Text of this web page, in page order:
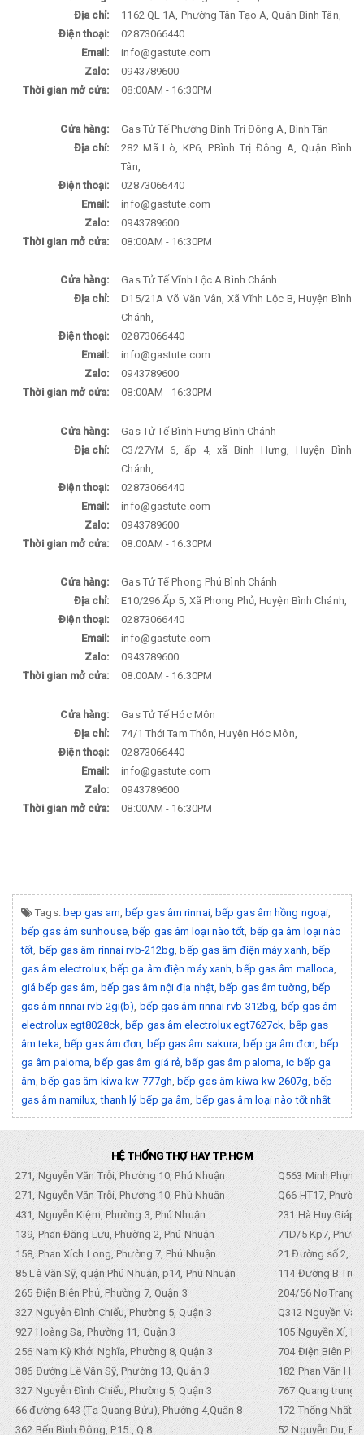
Địa chỉ:
1162 QL 1A, Phường Tân Tạo A, Quận Bình Tân,
Điện thoại:
02873066440
Email:
info@gastute.com
Zalo:
0943789600
Thời gian mở cửa:
08:00AM - 16:30PM
Cửa hàng:
Gas Tử Tế Phường Bình Trị Đông A, Bình Tân
Địa chỉ:
282 Mã Lò, KP6, P.Bình Trị Đông A, Quận Bình
Tân,
Điện thoại:
02873066440
Email:
info@gastute.com
Zalo:
0943789600
Thời gian mở cửa:
08:00AM - 16:30PM
Cửa hàng:
Gas Tử Tế Vĩnh Lộc A Bình Chánh
Địa chỉ:
D15/21A Võ Văn Vân, Xã Vĩnh Lộc B, Huyện Bình
Chánh,
Điện thoại:
02873066440
Email:
info@gastute.com
Zalo:
0943789600
Thời gian mở cửa:
08:00AM - 16:30PM
Cửa hàng:
Gas Tử Tế Bình Hưng Bình Chánh
Địa chỉ:
C3/27YM 6, ấp 4, xã Binh Hưng, Huyện Bình
Chánh,
Điện thoại:
02873066440
Email:
info@gastute.com
Zalo:
0943789600
Thời gian mở cửa:
08:00AM - 16:30PM
Cửa hàng:
Gas Tử Tế Phong Phú Bình Chánh
Địa chỉ:
E10/296 Ẩp 5, Xã Phong Phủ, Huyện Bình Chánh,
Điện thoại:
02873066440
Email:
info@gastute.com
Zalo:
0943789600
Thời gian mở cửa:
08:00AM - 16:30PM
Cửa hàng:
Gas Tử Tế Hóc Môn
Địa chỉ:
74/1 Thới Tam Thôn, Huyện Hóc Môn,
Điện thoại:
02873066440
Email:
info@gastute.com
Zalo:
0943789600
Thời gian mở cửa:
08:00AM - 16:30PM
Tags: bep gas am, bếp gas âm rinnai, bếp gas âm hồng ngoại,
bếp gas âm sunhouse, bếp gas âm loại nào tốt, bếp ga âm loại nào
tốt, bếp gas âm rinnai rvb-212bg, bếp gas âm điện máy xanh, bếp
gas âm electrolux, bếp ga âm điện máy xanh, bếp gas âm malloca,
giá bếp gas âm, bếp gas âm nội địa nhật, bếp gas âm tường, bếp
gas âm rinnai rvb-2gi(b), bếp gas âm rinnai rvb-312bg, bếp gas âm
electrolux egt8028ck, bếp gas âm electrolux egt7627ck, bếp gas
âm teka, bếp gas âm đơn, bếp gas âm sakura, bếp ga âm đơn, bếp
ga âm paloma, bếp gas âm giá rẻ, bếp gas âm paloma,ic bếp ga
âm, bếp gas âm kiwa kw-777gh, bếp gas âm kiwa kw-2607g, bếp
gas âm namilux,thanh lý bếp ga âm, bếp gas âm loại nào tốt nhất
HỆ THỐNG THỢ HAY TP.HCM
271, Nguyễn Văn Trỗi, Phường 10, Phú Nhuận
Q563 Minh
271, Nguyễn Văn Trỗi, Phường 10, Phú Nhuận
Q66 HT17,
431, Nguyễn Kiệm, Phường 3, Phú Nhuận
231 Hà Huy Giáp,
139, Phan Đăng Lưu, Phường 2, Phú Nhuận
71D/5 Kp7,
158, Phan Xích Long, Phường 7, Phú Nhuận
21 Đường số 2,
85 Lê Văn Sỹ, quận Phú Nhuận, p14, Phú Nhuận
114 Đường B
265 Điện Biên Phủ, Phường 7, Quận 3
204/56 Nơ Trang
327 Nguyễn Đình Chiểu, Phường 5, Quận 3
Q312 Nguyền
927 Hoàng Sa, Phường 11, Quận 3
105 Nguyền Xí,
256 Nam Kỳ Khởi Nghĩa, Phường 8, Quận 3
704 Điện Biên
386 Đường Lê Văn Sỹ, Phường 13, Quận 3
182 Phan Văn
327 Nguyễn Đình Chiểu, Phường 5, Quận 3
767 Quang trung,
66 đường 643 (Tạ Quang Bửu), Phường 4,Quận 8
172 Thống Nhất.
362 Bến Bình Đông, P.15 , Q.8
52 Nguyễn Du,